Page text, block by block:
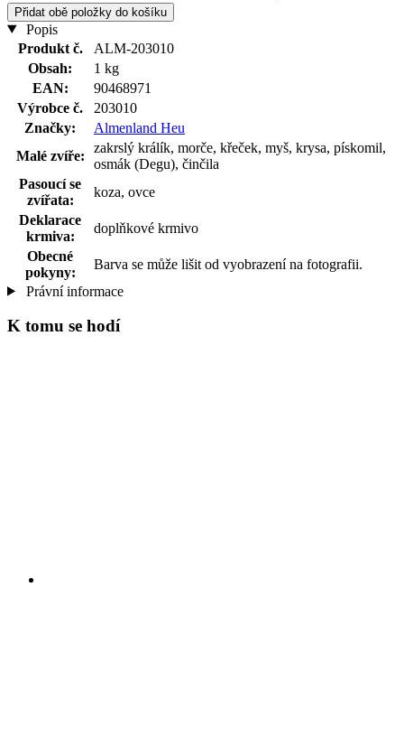
Přidat obě položky do košíku
Popis
Produkt č.
ALM-203010
Obsah:
1 kg
EAN:
90468971
Výrobce č.
203010
Značky:
Almenland Heu
Malé zvíře:
zakrslý králík, morče, křeček, myš, krysa, pískomil,
osmák (Degu), činčila
Pasoucí se
zvířata:
koza, ovce
Deklarace
krmiva:
doplňkové krmivo
Obecné
pokyny:
Barva se může lišit od vyobrazení na fotografii.
Právní informace
K tomu se hodí